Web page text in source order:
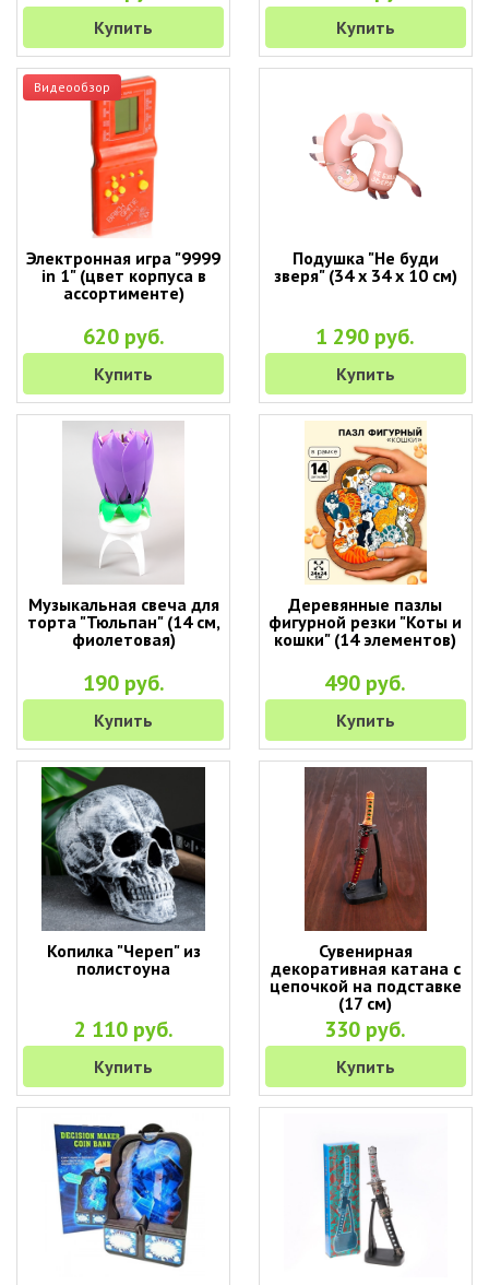
Купить Купить
Видеообзор
Электронная игра "9999
in 1" (цвет корпуса в
ассортименте)
620 руб.
Купить
Подушка "Не буди
зверя" (34 х 34 х 10 см)
1 290 руб.
Купить
Музыкальная свеча для
торта "Тюльпан" (14 см,
фиолетовая)
190 руб.
Купить
Деревянные пазлы
фигурной резки "Коты и
кошки" (14 элементов)
490 руб.
Купить
Копилка "Череп" из
полистоуна
2 110 руб.
Купить
Сувенирная
декоративная катана с
цепочкой на подставке
(17 см)
330 руб.
Купить